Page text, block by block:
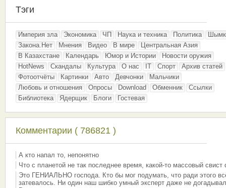
Тэги
Империя зла Экономика ЧП Наука и техника Политика
Закона.Нет
Мнения Видео В мире
Центральная Азия
В Казахстане
Календарь Юмор и Истории
Новости оружия
HotNews
Скандалы Культура О нас IT Спорт
Архив статей
Фотоотчёты
Картинки Авто Девчонки
Мальчики
Любовь и отношения
Опросы Download Обменник
Ссылки
Библиотека
Ядерщик Блоги Гостевая
Комментарии ( 786821 )
А кто напал то, непонятно
Что с планетой не так последнее время, какой-то массовый свист
Это ГЕНИАЛЬНО господа. Кто бы мог подумать, что ради этого
затевалось. Ни один наш шибко умный эксперт даже не